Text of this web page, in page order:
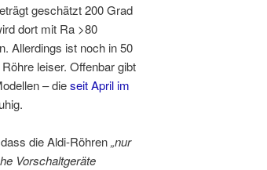
geschätzt 200 Grad
dort mit Ra >80
Allerdings ist noch in 50
leiser. Offenbar gibt
– dieseit April im
die Aldi-Röhren„nur
Vorschaltgeräte